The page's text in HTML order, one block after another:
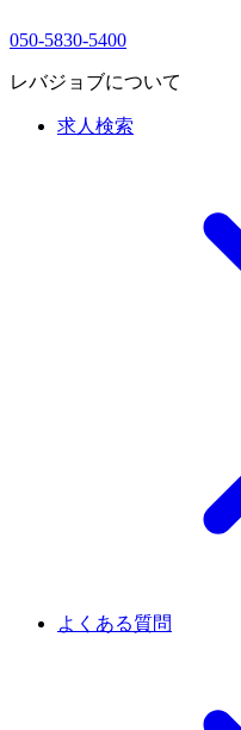
050-5830-5400
レバジョブについて
求人検索
よくある質問